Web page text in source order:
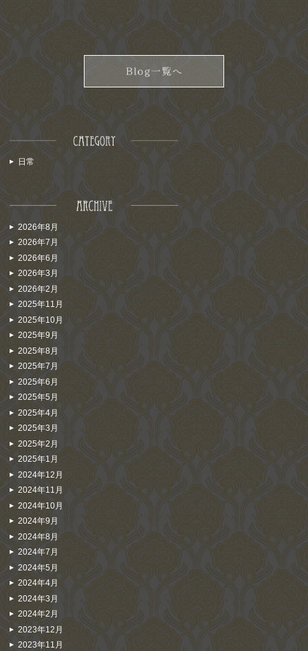
日常
2026年8月
2026年7月
2026年6月
2026年3月
2026年2月
2025年11月
2025年10月
2025年9月
2025年8月
2025年7月
2025年6月
2025年5月
2025年4月
2025年3月
2025年2月
2025年1月
2024年12月
2024年11月
2024年10月
2024年9月
2024年8月
2024年7月
2024年5月
2024年4月
2024年3月
2024年2月
2023年12月
2023年11月